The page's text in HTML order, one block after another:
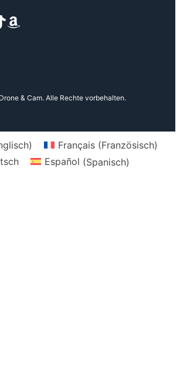
Amazon
& Cam. Alle Rechte vorbehalten.
) Français (Französisch)
Español (Spanisch)